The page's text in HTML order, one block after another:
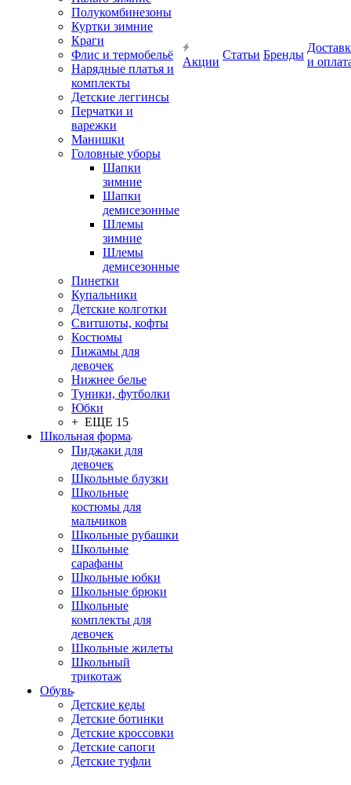
Полукомбинезоны
Куртки зимние
Краги
Флис и термобельё
Нарядные платья и
комплекты
Детские леггинсы
Перчатки и
варежки
Манишки
Головные уборы
Шапки
зимние
Шапки
демисезонные
Шлемы
зимние
Шлемы
демисезонные
Пинетки
Купальники
Детские колготки
Свитшоты, кофты
Костюмы
Пижамы для
девочек
Нижнее белье
Туники, футболки
Юбки
+ ЕЩЕ 15
Школьная форма
Пиджаки для
девочек
Школьные блузки
Школьные
костюмы для
мальчиков
Школьные рубашки
Школьные
сарафаны
Школьные юбки
Школьные брюки
Школьные
комплекты для
девочек
Школьные жилеты
Школьный
трикотаж
Обувь
Детские кеды
Детские ботинки
Детские кроссовки
Детские сапоги
Детские туфли
Акции
Статьи Бренды
и